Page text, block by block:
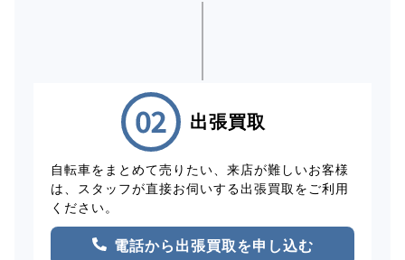
出張買取
自転車をまとめて売りたい、来店が難しいお客様
は、スタッフが直接お伺いする出張買取をご利用
ください。
電話から出張買取を申し込む